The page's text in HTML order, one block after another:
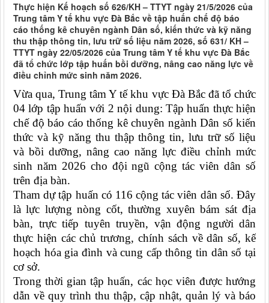
Thực hiện Kế hoạch số 626/KH – TTYT ngày 21/5/2026 của
Trung tâm Y tế khu vực Đà Bắc về tập huấn chế độ báo
cáo thống kê chuyên ngành Dân số, kiến thức và kỹ năng
thu thập thông tin, lưu trữ số liệu năm 2026, số 631/ KH –
TTYT ngày 22/05/2026 của Trung tâm Y tế khu vực Đà Bắc
đã tổ chức lớp tập huấn bồi dưỡng, nâng cao năng lực về
điều chỉnh mức sinh năm 2026.
Vừa qua, Trung tâm Y tế khu vực Đà Bắc đã tổ chức
04 lớp tập huấn với 2 nội dung: Tập huấn thực hiện
chế độ báo cáo thống kê chuyên ngành Dân số kiến
thức và kỹ năng thu thập thông tin, lưu trữ số liệu
và bồi dưỡng, nâng cao năng lực điều chỉnh mức
sinh năm 2026 cho đội ngũ cộng tác viên dân số
trên địa bàn.
Tham dự tập huấn có 116 cộng tác viên dân số. Đây
là lực lượng nòng cốt, thường xuyên bám sát địa
bàn, trực tiếp tuyên truyền, vận động người dân
thực hiện các chủ trương, chính sách về dân số, kế
hoạch hóa gia đình và cung cấp thông tin dân số tại
cơ sở.
Trong thời gian tập huấn, các học viên được hướng
dẫn về quy trình thu thập, cập nhật, quản lý và báo